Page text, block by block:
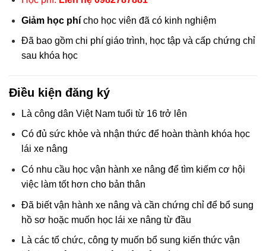
Giảm học phícho học viên đã có kinh nghiệm
Đã bao gồm chi phí giáo trình, học tập và cấp chứng chỉ
sau khóa học
Điều kiện đăng ký
Là công dân Việt Nam tuổi từ 16 trở lên
Có đủ sức khỏe và nhận thức để hoàn thành khóa học
lái xe nâng
Có nhu cầu học vận hành xe nâng để tìm kiếm cơ hội
việc làm tốt hơn cho bản thân
Đã biết vận hành xe nâng và cần chứng chỉ để bổ sung
hồ sơ hoặc muốn học lái xe nâng từ đầu
Là các tổ chức, công ty muốn bổ sung kiến thức vận